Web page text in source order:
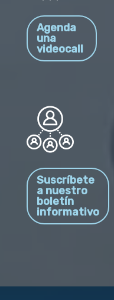
Agenda
una
videocall
Suscríbete
a nuestro
boletín
informativo